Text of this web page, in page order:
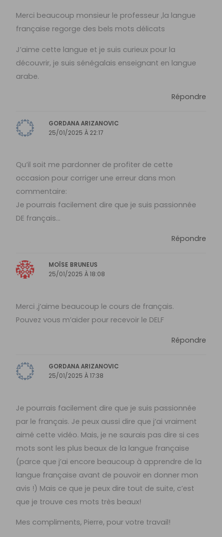
Merci beaucoup monsieur le professeur ,la langue
française regorge des bels mots délicats
J’aime cette langue et je suis curieux pour la
découvrir, je suis sénégalais enseignant en langue
arabe.
Répondre
GORDANA ARIZANOVIC
25/01/2025 À 22:17
Qu’il soit me pardonner de profiter de cette
occasion pour corriger une erreur dans mon
commentaire:
Je pourrais facilement dire que je suis passionnée
DE français…
Répondre
MOÏSE BRUNEUS
25/01/2025 À 18:08
Merci ,j’aime beaucoup le cours de français.
Pouvez vous m’aider pour recevoir le DELF
Répondre
GORDANA ARIZANOVIC
25/01/2025 À 17:38
Je pourrais facilement dire que je suis passionnée
par le français. Je peux aussi dire que j’ai vraiment
aimé cette vidéo. Mais, je ne saurais pas dire si ces
mots sont les plus beaux de la langue française
(parce que j’ai encore beaucoup à apprendre de la
langue française avant de pouvoir en donner mon
avis !) Mais ce que je peux dire tout de suite, c’est
que je trouve ces mots très beaux!
Mes compliments, Pierre, pour votre travail!